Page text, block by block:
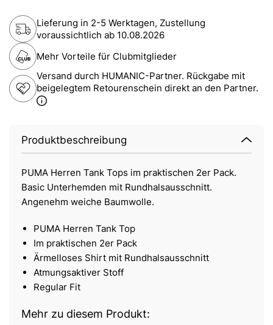
Lieferung in 2-5 Werktagen, Zustellung
voraussichtlich ab 10.08.2026
Mehr Vorteile für Clubmitglieder
Versand durch HUMANIC-Partner. Rückgabe mit
beigelegtem Retourenschein direkt an den Partner.
Produktbeschreibung
PUMA Herren Tank Tops im praktischen 2er Pack.
Basic Unterhemden mit Rundhalsausschnitt.
Angenehm weiche Baumwolle.
PUMA Herren Tank Top
Im praktischen 2er Pack
Ärmelloses Shirt mit Rundhalsausschnitt
Atmungsaktiver Stoff
Regular Fit
Mehr zu diesem Produkt: